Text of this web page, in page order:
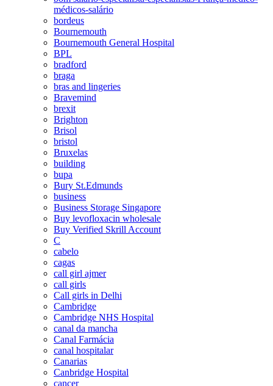
médicos-salário
bordeus
Bournemouth
Bournemouth General Hospital
BPL
bradford
braga
bras and lingeries
Bravemind
brexit
Brighton
Brisol
bristol
Bruxelas
building
bupa
Bury St.Edmunds
business
Business Storage Singapore
Buy levofloxacin wholesale
Buy Verified Skrill Account
C
cabelo
cagas
call girl ajmer
call girls
Call girls in Delhi
Cambridge
Cambridge NHS Hospital
canal da mancha
Canal Farmácia
canal hospitalar
Canarias
Canbridge Hospital
cancer